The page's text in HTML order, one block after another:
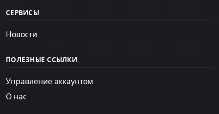
СЕРВИСЫ
Новости
ПОЛЕЗНЫЕ ССЫЛКИ
Управление аккаунтом
О нас